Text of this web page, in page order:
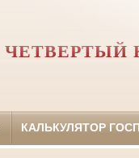
ЧЕТВЕРТЫЙ
КАЛЬКУЛЯТОР